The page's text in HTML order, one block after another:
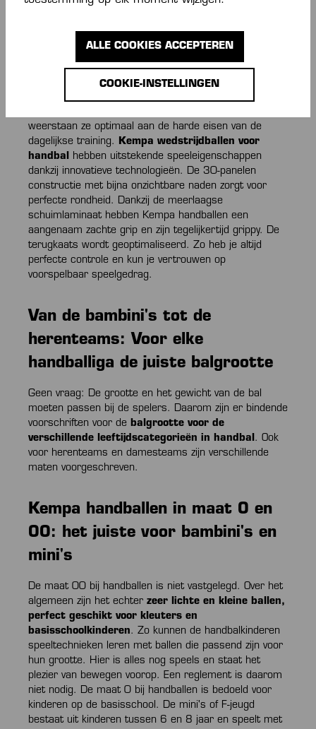
wedstrijdballen voor
handbalwedstrijden: Geen
compromissen over kwaliteit
trainingsbal van Kempazijn jij en je
weerstaan ze optimaal aan de harde eisen van de
dagelijkse training. Kempa wedstrijdballen voor
handbal hebben uitstekende speeleigenschappen
dankzij innovatieve technologieën. De 30-panelen
constructie met bijna onzichtbare naden zorgt voor
perfecte rondheid. Dankzij de meerlaagse
schuimlaminaat hebben Kempa handballen een
aangenaam zachte grip en zijn tegelijkertijd grippy. De
terugkaats wordt geoptimaliseerd. Zo heb je altijd
perfecte controle en kun je vertrouwen op
voorspelbaar speelgedrag.
Van de bambini's tot de
herenteams: Voor elke
handballiga de juiste balgrootte
Geen vraag: De grootte en het gewicht van de bal
moeten passen bij de spelers. Daarom zijn er bindende
voorschriften voor de balgrootte voor de
verschillende leeftijdscategorieën in handbal. Ook
voor herenteams en damesteams zijn verschillende
maten voorgeschreven.
Kempa handballen in maat 0 en
00: het juiste voor bambini's en
mini's
De maat 00 bij handballen is niet vastgelegd. Over het
algemeen zijn het echter zeer lichte en kleine ballen,
perfect geschikt voor kleuters en
basisschoolkinderen. Zo kunnen de handbalkinderen
speeltechnieken leren met ballen die passend zijn voor
hun grootte. Hier is alles nog speels en staat het
plezier van bewegen voorop. Een reglement is daarom
niet nodig. De maat 0 bij handballen is bedoeld voor
kinderen op de basisschool. De mini's of F-jeugd
bestaat uit kinderen tussen 6 en 8 jaar en speelt met
COOKIE-INSTELLINGEN
ALLE COOKIES ACCEPTEREN